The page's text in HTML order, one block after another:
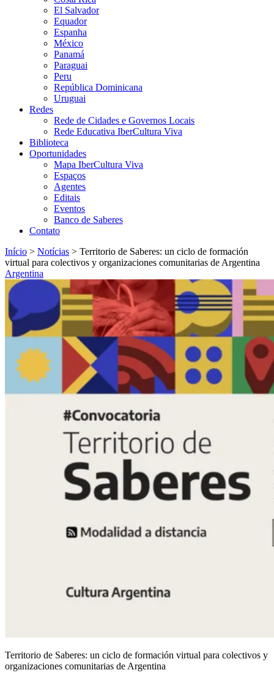
El Salvador
Equador
Espanha
México
Panamá
Paraguai
Peru
República Dominicana
Uruguai
Redes
Rede de Cidades e Governos Locais
Rede Educativa IberCultura Viva
Biblioteca
Oportunidades
Mapa IberCultura Viva
Espaços
Agentes
Editais
Eventos
Banco de Saberes
Contato
Início > Notícias > Territorio de Saberes: un ciclo de formación
virtual para colectivos y organizaciones comunitarias de Argentina
Argentina
Territorio de Saberes: un ciclo de formación virtual para colectivos y
organizaciones comunitarias de Argentina